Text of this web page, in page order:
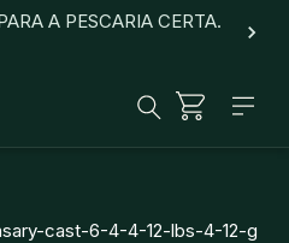
A PESCARIA CERTA.
cast-6-4-4-12-lbs-4-12-g